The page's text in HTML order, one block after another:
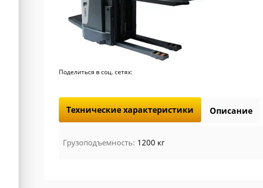
Поделиться в соц. сетях:
Технические характеристики Описание
Грузоподъемность: 1200 кг